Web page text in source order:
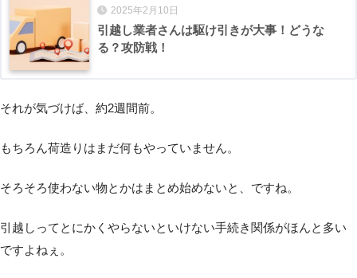
2025年2月10日
引越し業者さんは駆け引きが大事！どうな
る？攻防戦！
それが気づけば、約2週間前。
もちろん荷造りはまだ何もやっていません。
そろそろ使わない物とかはまとめ始めないと、ですね。
引越しってとにかくやらないといけない手続き関係がほんと多い
ですよねぇ。